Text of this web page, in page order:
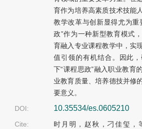
育作为培养高素质技术技能
教学改革与创新显得尤为重
政”作为一种新型教育模式
育融入专业课程教学中，实
值引领的有机结合。因此
下“课程思政”融入职业教育
业教育质量、培养德技并修
要意义。
DOI:
10.35534/es.0605210
Cite:
时月明，赵秋，刁佳玺，